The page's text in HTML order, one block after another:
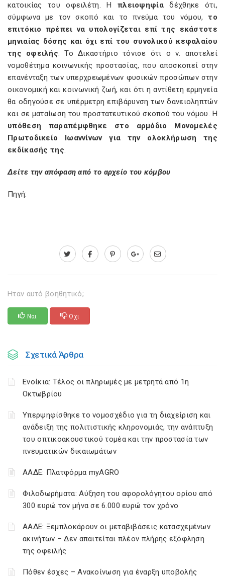
κατοικίας του οφειλέτη. Η πλειοψηφία δέχθηκε ότι,
σύμφωνα με τον σκοπό και το πνεύμα του νόμου,το
επιτόκιο πρέπει να υπολογίζεται επί της εκάστοτε
μηνιαίας δόσης και όχι επί του συνολικού κεφαλαίου
της οφειλής. Το Δικαστήριο τόνισε ότι ο ν. αποτελεί
νομοθέτημα κοινωνικής προστασίας, που αποσκοπεί στην
επανένταξη των υπερχρεωμένων φυσικών προσώπων στην
οικονομική και κοινωνική ζωή, και ότι η αντίθετη ερμηνεία
θα οδηγούσε σε υπέρμετρη επιβάρυνση των δανειοληπτών
και σε ματαίωση του προστατευτικού σκοπού του νόμου. Η
υπόθεση παραπέμφθηκε στο αρμόδιο Μονομελές
Πρωτοδικείο Ιωαννίνων για την ολοκλήρωση της
εκδίκασής της.
Δείτε την απόφασηαπό το αρχείο του κόμβου
Πηγή:
Ηταν αυτό βοηθητικό;
Ναι Οχι
Σχετικά Άρθρα
Ενοίκια: Τέλος οι πληρωμές με μετρητά από 1η
Οκτωβρίου
Υπερψηφίσθηκε το νομοσχέδιο για τη διαχείριση και
ανάδειξη της πολιτιστικής κληρονομιάς, την ανάπτυξη
του οπτικοακουστικού τομέα και την προστασία των
πνευματικών δικαιωμάτων
ΑΑΔΕ: Πλατφόρμα myAGRO
Φιλοδωρήματα: Αύξηση του αφορολόγητου ορίου από
300 ευρώ τον μήνα σε 6.000 ευρώ τον χρόνο
ΑΑΔΕ: Ξεμπλοκάρουν οι μεταβιβάσεις κατασχεμένων
ακινήτων – Δεν απαιτείται πλέον πλήρης εξόφληση
της οφειλής
Πόθεν έσχες – Ανακοίνωση για έναρξη υποβολής